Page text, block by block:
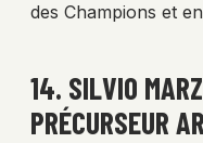
des Champions et
14. SILVIO
PRÉCURSEUR